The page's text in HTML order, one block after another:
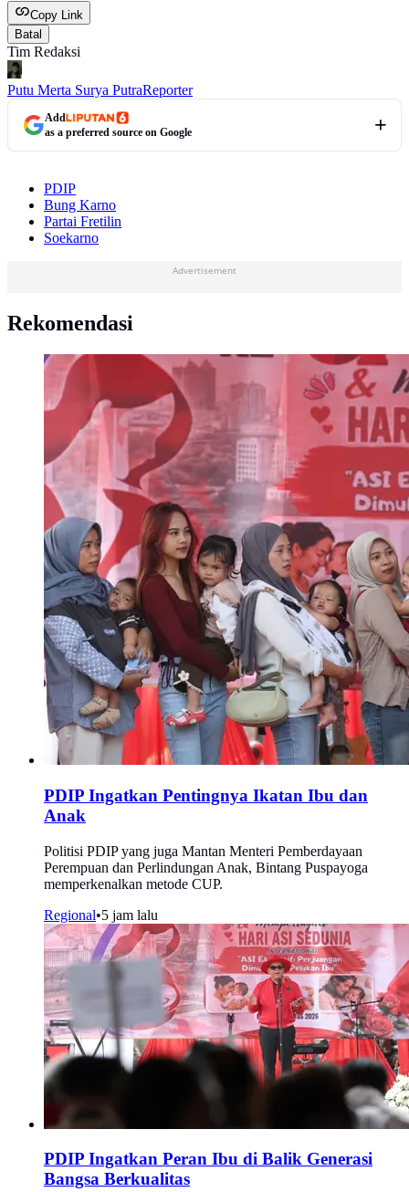
Copy Link
Batal
Tim Redaksi
Putu Merta Surya PutraReporter
Add
as a preferred source on Google
PDIP
Bung Karno
Partai Fretilin
Soekarno
Advertisement
Rekomendasi
PDIP Ingatkan Pentingnya Ikatan Ibu dan
Anak
Politisi PDIP yang juga Mantan Menteri Pemberdayaan
Perempuan dan Perlindungan Anak, Bintang Puspayoga
memperkenalkan metode CUP.
Regional•5 jam lalu
PDIP Ingatkan Peran Ibu di Balik Generasi
Bangsa Berkualitas